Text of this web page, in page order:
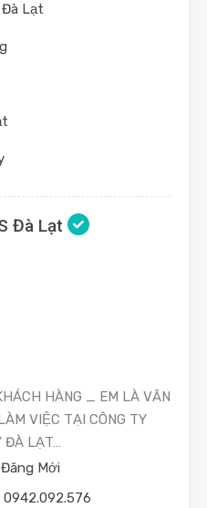
Lạt
Đà Lạt
HÀNG _ EM LÀ VĂN
VIỆC TẠI CÔNG TY
ĐÀ LẠT…
Mới
0942.092.576